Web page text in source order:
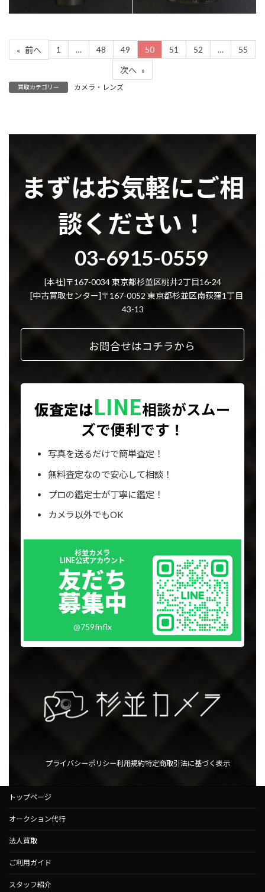
« 前へ 1 … 48 49 50 51 52 … 55
次へ »
買取カテゴリー カメラ・レンズ
まずはお気軽にご相
談ください！
03-6915-0559
[本社]〒167-0034 東京都杉並区桃井2丁目16-24
[中古買取センター]〒167-0052 東京都杉並区南荻窪1丁目
43-13
お問合せはコチラから
仮査定はLINE相談がスムー
ズで便利です！
写真を送るだけで簡単査定！
無料査定なので安心して相談！
プロの鑑定士が丁寧に鑑定！
カメラ以外でもOK
杉並カメラ
LINE公式アカウント
友だち
募集中
@759fnflx
プライバシーポリシー利用規約特定商取引法に基づく表示
トップページ
オークション代行
法人買取
ご利用ガイド
スタッフ紹介